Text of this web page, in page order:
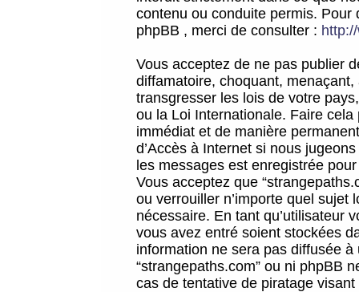
contenu ou conduite permis.
phpBB , merci de consulter :
Vous acceptez de ne pas publier
diffamatoire, choquant,
transgresser les lois de votre
ou la Loi Internationale. Faire
immédiat et de manière
d’Accès à Internet si nous
les messages est enregistrée
Vous acceptez que
ou verrouiller n’importe quel sujet
nécessaire. En tant qu’utilisateur
vous avez entré soient stockées
information ne sera pas diffusée
“strangepaths.com” ou ni phpBB
cas de tentative de piratage